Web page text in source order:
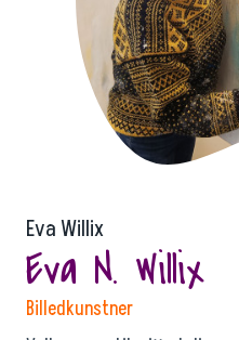
Eva Willix
Eva N. Willix
Billedkunstner